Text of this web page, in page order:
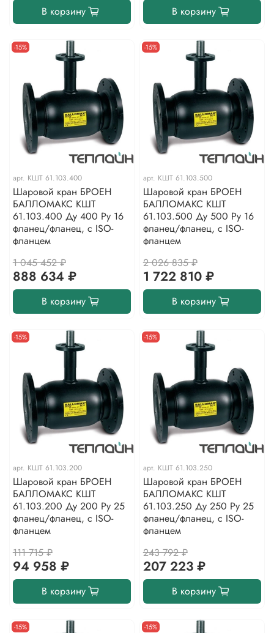
В корзину В корзину
-15%
арт. КШТ 61.103.400
Шаровой кран БРОЕН
БАЛЛОМАКС КШТ
61.103.400 Ду 400 Ру 16
фланец/фланец, с ISO-
фланцем
1 045 452 ₽
888 634 ₽
В корзину
-15%
арт. КШТ 61.103.500
Шаровой кран БРОЕН
БАЛЛОМАКС КШТ
61.103.500 Ду 500 Ру 16
фланец/фланец, с ISO-
фланцем
2 026 835 ₽
1 722 810 ₽
В корзину
-15%
арт. КШТ 61.103.200
Шаровой кран БРОЕН
БАЛЛОМАКС КШТ
61.103.200 Ду 200 Ру 25
фланец/фланец, с ISO-
фланцем
111 715 ₽
94 958 ₽
В корзину
-15%
арт. КШТ 61.103.250
Шаровой кран БРОЕН
БАЛЛОМАКС КШТ
61.103.250 Ду 250 Ру 25
фланец/фланец, с ISO-
фланцем
243 792 ₽
207 223 ₽
В корзину
-15% -15%